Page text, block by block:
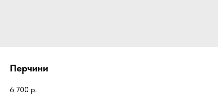
Перчини
6 700 р.